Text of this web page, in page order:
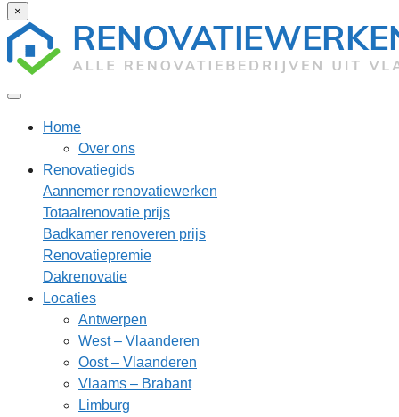
×
Home
Over ons
Renovatiegids
Aannemer renovatiewerken
Totaalrenovatie prijs
Badkamer renoveren prijs
Renovatiepremie
Dakrenovatie
Locaties
Antwerpen
West – Vlaanderen
Oost – Vlaanderen
Vlaams – Brabant
Limburg